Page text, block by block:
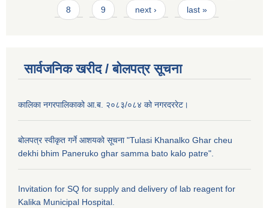
8 9 next › last »
सार्वजनिक खरीद / बाेलपत्र सूचना
कालिका नगरपालिकाको आ.ब. २०८३/०८४ को नगरदररेट।
बोलपत्र स्वीकृत गर्ने आशयको सूचना "Tulasi Khanalko Ghar cheu
dekhi bhim Paneruko ghar samma bato kalo patre".
Invitation for SQ for supply and delivery of lab reagent for
Kalika Municipal Hospital.